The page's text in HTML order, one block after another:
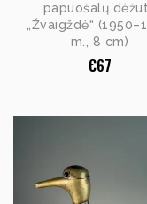
papuošalų
„Žvaigždė“
m., 8 cm)
€67